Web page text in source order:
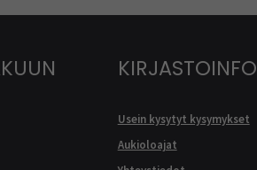
KIRJASTOINFO
Usein kysytyt kysymykset
Aukioloajat